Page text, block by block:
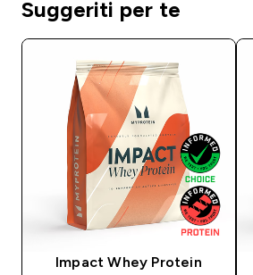
Suggeriti per te
Impact Whey Protein